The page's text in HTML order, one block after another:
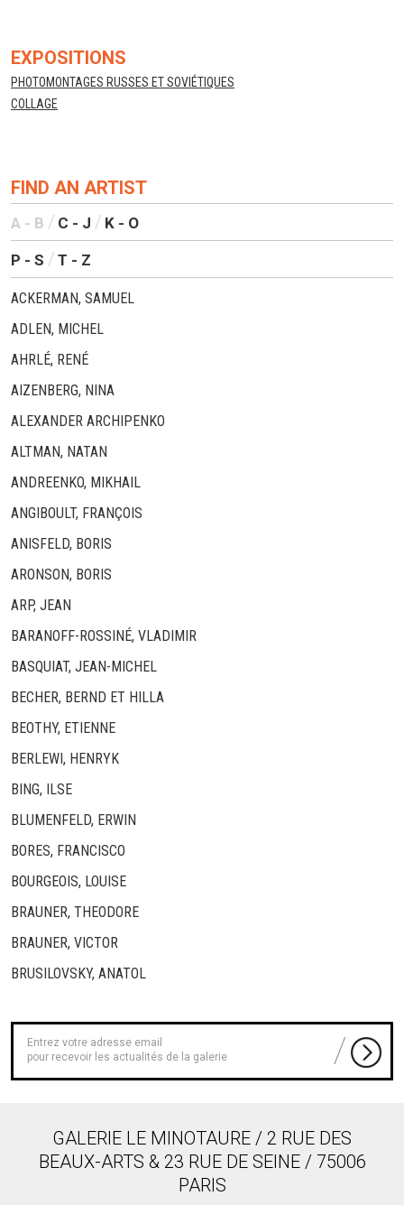
EXPOSITIONS
PHOTOMONTAGES RUSSES ET SOVIÉTIQUES
COLLAGE
FIND AN ARTIST
A - B C - J K - O
P - S T - Z
ACKERMAN, SAMUEL
ADLEN, MICHEL
AHRLÉ, RENÉ
AIZENBERG, NINA
ALEXANDER ARCHIPENKO
ALTMAN, NATAN
ANDREENKO, MIKHAIL
ANGIBOULT, FRANÇOIS
ANISFELD, BORIS
ARONSON, BORIS
ARP, JEAN
BARANOFF-ROSSINÉ, VLADIMIR
BASQUIAT, JEAN-MICHEL
BECHER, BERND ET HILLA
BEOTHY, ETIENNE
BERLEWI, HENRYK
BING, ILSE
BLUMENFELD, ERWIN
BORES, FRANCISCO
BOURGEOIS, LOUISE
BRAUNER, THEODORE
BRAUNER, VICTOR
BRUSILOVSKY, ANATOL
pour recevoir les actualités de la galerie
GALERIE LE MINOTAURE / 2 RUE DES
BEAUX-ARTS & 23 RUE DE SEINE / 75006
PARIS